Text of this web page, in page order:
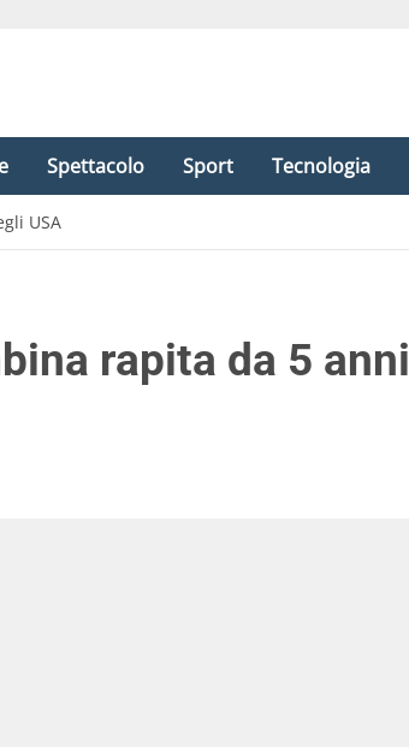
Spettacolo Sport Tecnologia
USA
rapita da 5 anni